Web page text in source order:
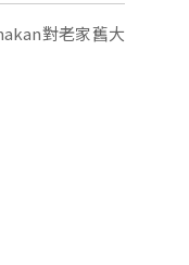
對老家舊大